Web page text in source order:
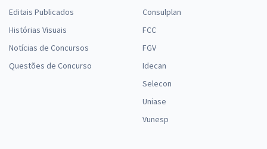
Editais Publicados
Histórias Visuais
Notícias de Concursos
Questões de Concurso
Consulplan
FCC
FGV
Idecan
Selecon
Uniase
Vunesp